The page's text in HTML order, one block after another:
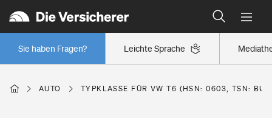
Leichte Sprache
Sie haben Fragen?
Wer versichert was: Jetzt Versicherer finden
Regionalklassen: So ist Ihre Region eingestuft
Wer versichert was: Jetzt Versicherer finden
AUTO TYPKLASSE FÜR VW T6 (HSN: 0603, TSN: